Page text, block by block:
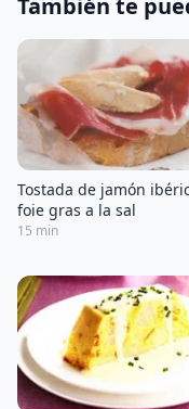
También te
Tostada de jamón
foie gras a la sal
15 min